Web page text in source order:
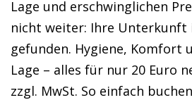
Lage und erschwinglichen
nicht weiter: Ihre Unterkunft
gefunden. Hygiene, Komfort
Lage – alles für nur 20 Euro
zzgl. MwSt. So einfach